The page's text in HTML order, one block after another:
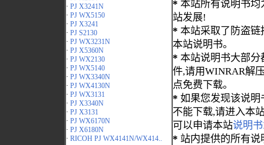
· PJ X3241N
· PJ WX5150
· PJ X3241
· PJ S2130
· PJ WX3231N
· PJ X5360N
· PJ WX2130
· PJ WX5140
· PJ WX3340N
· PJ WX4130N
· PJ WX3131
· PJ X3340N
· PJ X3131
· PJ WX6170N
· PJ X6180N
· RICOH PJ WX4141N/WX414..
* 本站所有说明书均
站发展!
* 本站采取了防盗链
本站说明书。
* 本站说明书大部分
件,请用WINRAR解
点免费下载。
* 如果您发现该说明
不能下载,请进入本
可以申请本站说明
* 站内提供的所有